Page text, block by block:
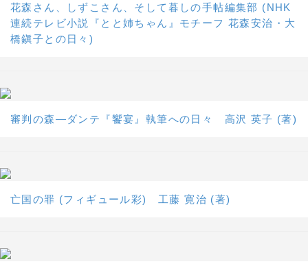
花森さん、しずこさん、そして暮しの手帖編集部 (NHK
連続テレビ小説『とと姉ちゃん』モチーフ 花森安治・大
橋鎭子との日々)
審判の森―ダンテ『饗宴』執筆への日々 高沢 英子 (著)
亡国の罪 (フィギュール彩) 工藤 寛治 (著)